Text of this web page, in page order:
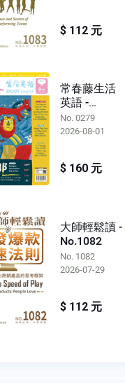
$ 112 元
常春藤生活
英語 -
No.0279
No. 0279
2026-08-01
$ 160 元
大師輕鬆讀 -
No.1082
No. 1082
2026-07-29
$ 112 元